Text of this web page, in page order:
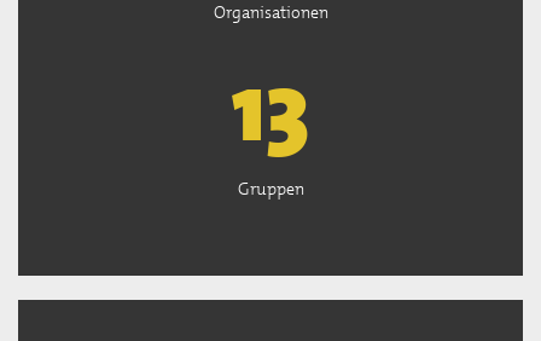
Organisationen
13
Gruppen